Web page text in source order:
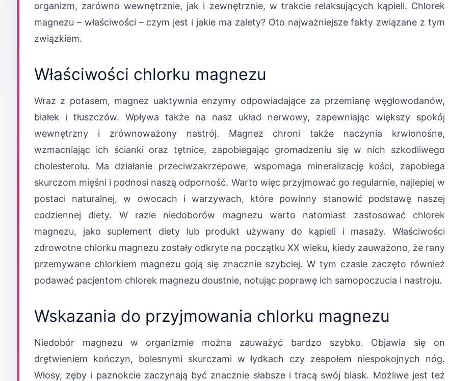
organizm, zarówno wewnętrznie, jak i zewnętrznie, w trakcie relaksujących kąpieli. Chlorek
magnezu – właściwości – czym jest i jakie ma zalety? Oto najważniejsze fakty związane z tym
związkiem.
Właściwości chlorku magnezu
Wraz z potasem, magnez uaktywnia enzymy odpowiadające za przemianę węglowodanów,
białek i tłuszczów. Wpływa także na nasz układ nerwowy, zapewniając większy spokój
wewnętrzny i zrównoważony nastrój. Magnez chroni także naczynia krwionośne,
wzmacniając ich ścianki oraz tętnice, zapobiegając gromadzeniu się w nich szkodliwego
cholesterolu. Ma działanie przeciwzakrzepowe, wspomaga mineralizację kości, zapobiega
skurczom mięśni i podnosi naszą odporność. Warto więc przyjmować go regularnie, najlepiej w
postaci naturalnej, w owocach i warzywach, które powinny stanowić podstawę naszej
codziennej diety. W razie niedoborów magnezu warto natomiast zastosować chlorek
magnezu, jako suplement diety lub produkt używany do kąpieli i masaży. Właściwości
zdrowotne chlorku magnezu zostały odkryte na początku XX wieku, kiedy zauważono, że rany
przemywane chlorkiem magnezu goją się znacznie szybciej. W tym czasie zaczęto również
podawać pacjentom chlorek magnezu doustnie, notując poprawę ich samopoczucia i nastroju.
Wskazania do przyjmowania chlorku magnezu
Niedobór magnezu w organizmie można zauważyć bardzo szybko. Objawia się on
drętwieniem kończyn, bolesnymi skurczami w łydkach czy zespołem niespokojnych nóg.
Włosy, zęby i paznokcie zaczynają być znacznie słabsze i tracą swój blask. Możliwe jest też